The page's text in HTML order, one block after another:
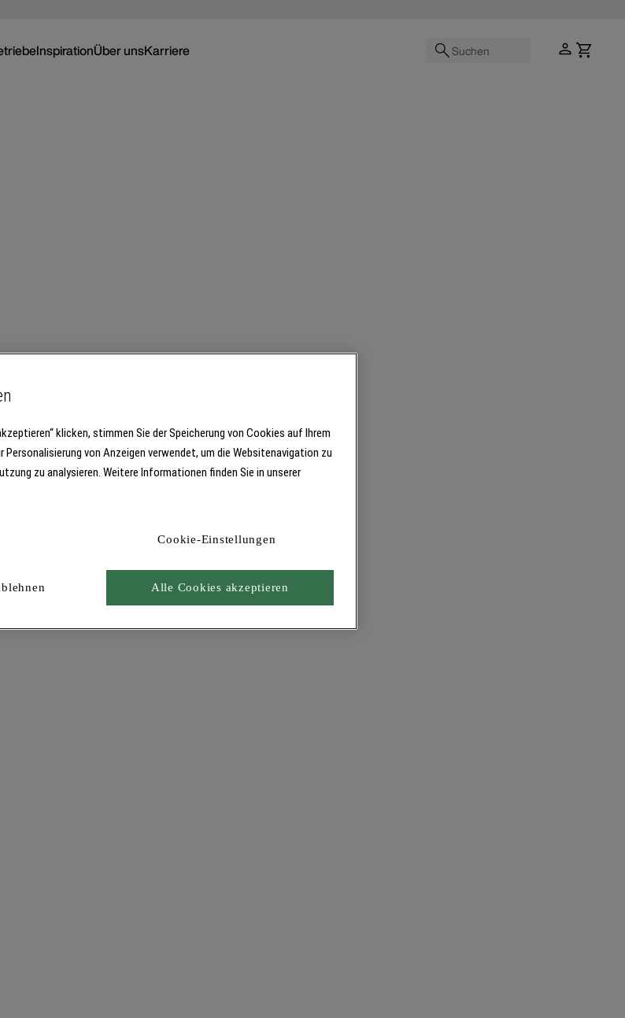
Suchen
InspirationÜber unsKarriere
klicken, stimmen Sie der Speicherung von Cookies auf Ihrem
Personalisierung von Anzeigen verwendet, um die Websitenavigation zu
zu analysieren. Weitere Informationen finden Sie in unserer
Cookie-Einstellungen
Alle Cookies akzeptieren